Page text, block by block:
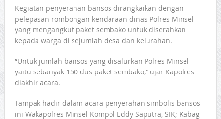
Kegiatan penyerahan bansos dirangkaikan dengan
pelepasan rombongan kendaraan dinas Polres Minsel
yang mengangkut paket sembako untuk diserahkan
kepada warga di sejumlah desa dan kelurahan.
“Untuk jumlah bansos yang disalurkan Polres Minsel
yaitu sebanyak 150 dus paket sembako,” ujar Kapolres
diakhir acara.
Tampak hadir dalam acara penyerahan simbolis bansos
ini Wakapolres Minsel Kompol Eddy Saputra, SIK; Kabag